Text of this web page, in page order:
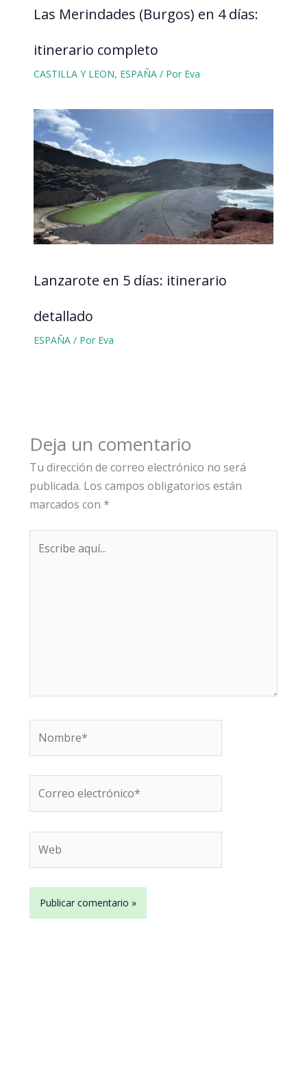
Las Merindades (Burgos) en 4 días:
itinerario completo
CASTILLA Y LEON, ESPAÑA/ Por Eva
Lanzarote en 5 días: itinerario
detallado
ESPAÑA/ Por Eva
Deja un comentario
Tu dirección de correo electrónico no será
publicada. Los campos obligatorios están
marcados con *
aquí...
electrónico*